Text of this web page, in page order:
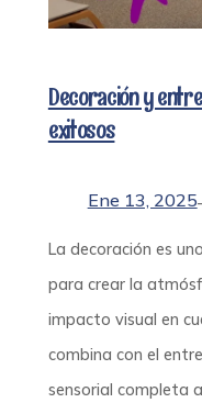
Decoración y
exitosos
Ene 13, 2025
La decoración es
para crear la
impacto visual en
combina con el
sensorial completa